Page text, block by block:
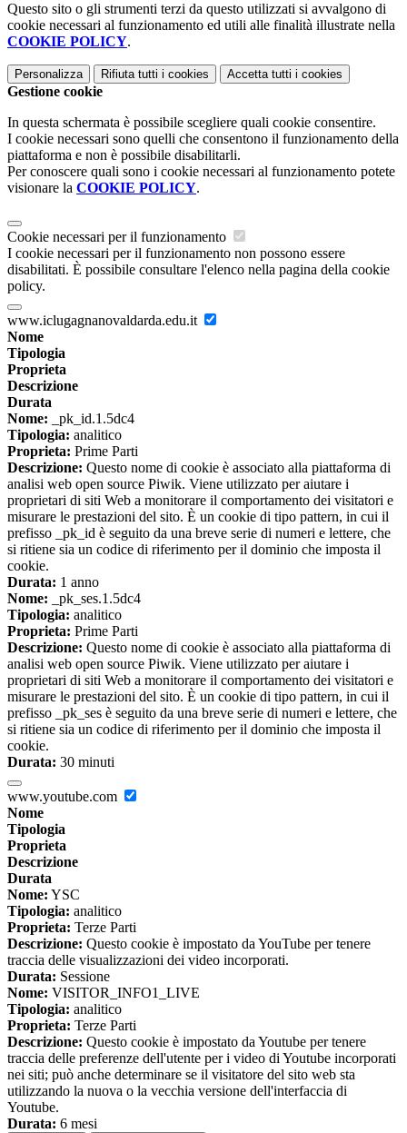
Questo sito o gli strumenti terzi da questo utilizzati si avvalgono di
cookie necessari al funzionamento ed utili alle finalità illustrate nella
COOKIE POLICY.
Personalizza Rifiuta tutti i cookies Accetta tutti i cookies
Gestione cookie
In questa schermata è possibile scegliere quali cookie consentire.
I cookie necessari sono quelli che consentono il funzionamento della
piattaforma e non è possibile disabilitarli.
Per conoscere quali sono i cookie necessari al funzionamento potete
visionare la COOKIE POLICY.
Cookie necessari per il funzionamento
I cookie necessari per il funzionamento non possono essere
disabilitati. È possibile consultare l'elenco nella pagina della cookie
policy.
www.iclugagnanovaldarda.edu.it
Nome
Tipologia
Proprieta
Descrizione
Durata
Nome: _pk_id.1.5dc4
Tipologia: analitico
Proprieta: Prime Parti
Descrizione: Questo nome di cookie è associato alla piattaforma di
analisi web open source Piwik. Viene utilizzato per aiutare i
proprietari di siti Web a monitorare il comportamento dei visitatori e
misurare le prestazioni del sito. È un cookie di tipo pattern, in cui il
prefisso _pk_id è seguito da una breve serie di numeri e lettere, che
si ritiene sia un codice di riferimento per il dominio che imposta il
cookie.
Durata: 1 anno
Nome: _pk_ses.1.5dc4
Tipologia: analitico
Proprieta: Prime Parti
Descrizione: Questo nome di cookie è associato alla piattaforma di
analisi web open source Piwik. Viene utilizzato per aiutare i
proprietari di siti Web a monitorare il comportamento dei visitatori e
misurare le prestazioni del sito. È un cookie di tipo pattern, in cui il
prefisso _pk_ses è seguito da una breve serie di numeri e lettere, che
si ritiene sia un codice di riferimento per il dominio che imposta il
cookie.
Durata: 30 minuti
www.youtube.com
Nome
Tipologia
Proprieta
Descrizione
Durata
Nome: YSC
Tipologia: analitico
Proprieta: Terze Parti
Descrizione: Questo cookie è impostato da YouTube per tenere
traccia delle visualizzazioni dei video incorporati.
Durata: Sessione
Nome: VISITOR_INFO1_LIVE
Tipologia: analitico
Proprieta: Terze Parti
Descrizione: Questo cookie è impostato da Youtube per tenere
traccia delle preferenze dell'utente per i video di Youtube incorporati
nei siti; può anche determinare se il visitatore del sito web sta
utilizzando la nuova o la vecchia versione dell'interfaccia di
Youtube.
Durata: 6 mesi